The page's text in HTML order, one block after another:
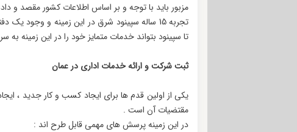
مزبور باید با توجه و بر اساس اطلاعات کشور مقصد و
تجربه 15 ساله سپینود شرق در این زمینه و وجود
تا سپینود بتواند خدمات متمایز خود را در این زمینه به
ثبت شرکت و ارائه خدمات اداری در عمان
یکی از اولین قدم ها برای ایجاد کسب و کار جدید ،
مقتضیات آن است .
در این زمینه پرسش های مهمی قابل طرح اند :